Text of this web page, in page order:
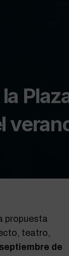
propuesta
teatro,
de